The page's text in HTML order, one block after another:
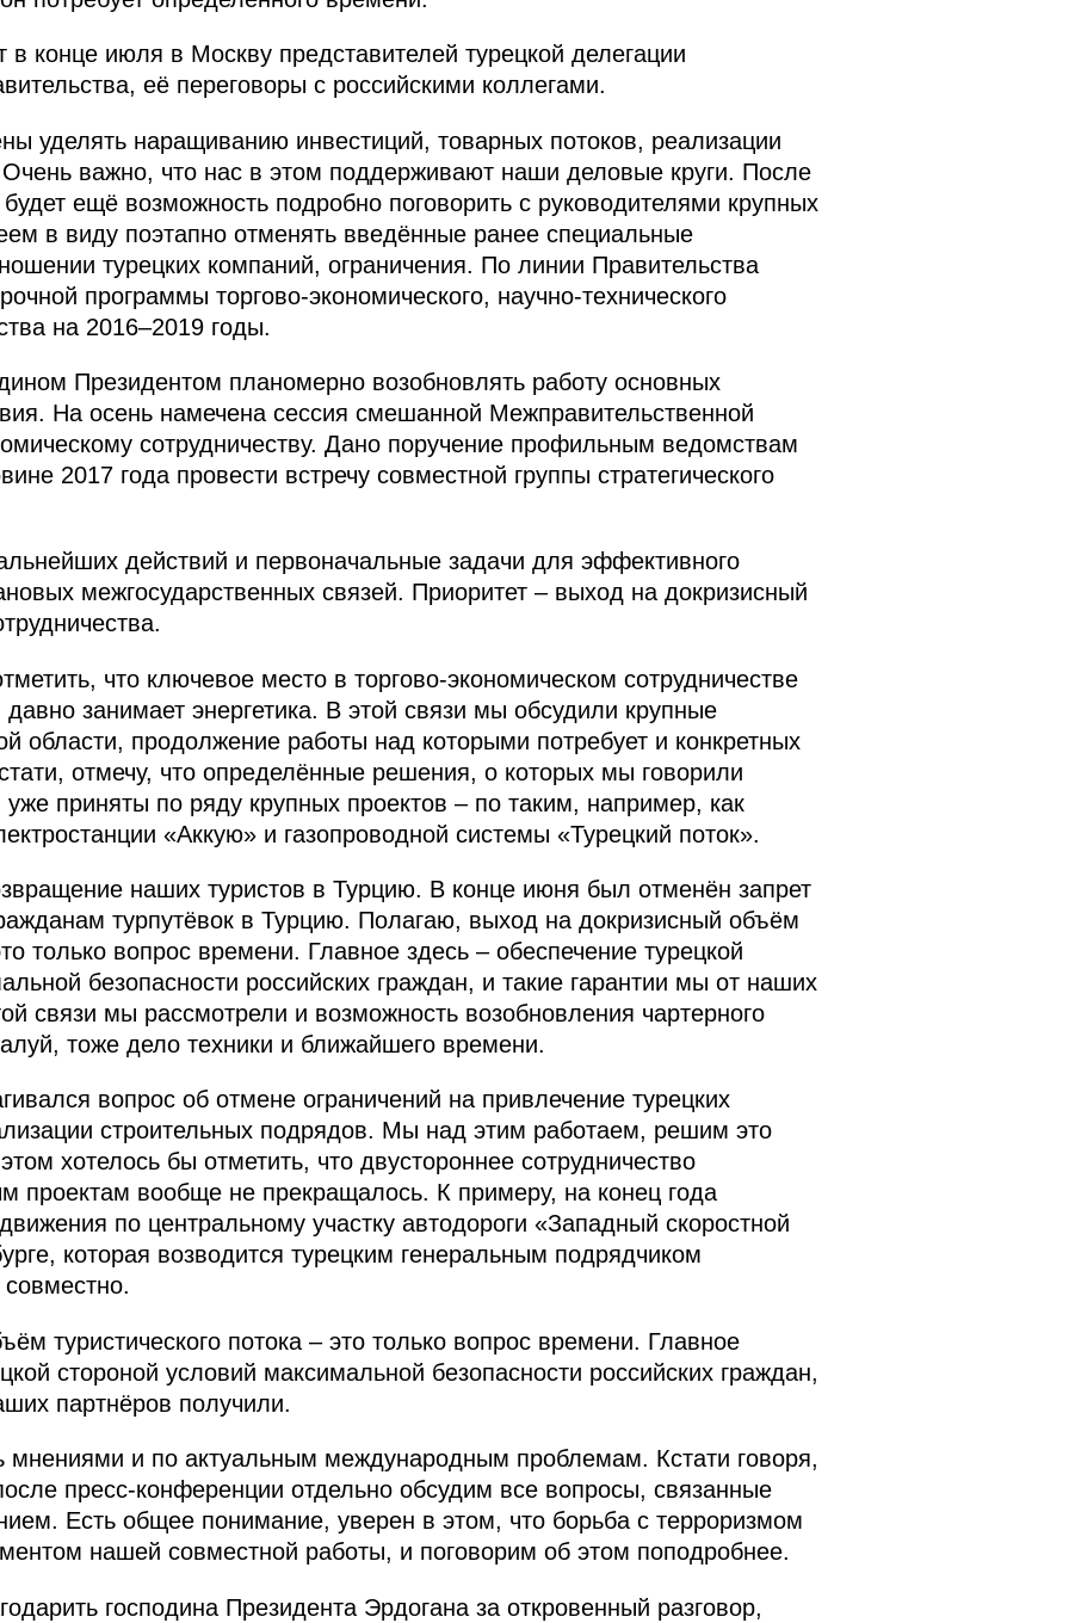
конце июля в Москву представителей турецкой делегации
её переговоры с российскими коллегами.
уделять наращиванию инвестиций, товарных потоков, реализации
Очень важно, что нас в этом поддерживают наши деловые круги. После
ещё возможность подробно поговорить с руководителями крупных
в виду поэтапно отменять введённые ранее специальные
турецких компаний, ограничения. По линии Правительства
программы торгово-экономического, научно-технического
на 2016–2019 годы.
Президентом планомерно возобновлять работу основных
На осень намечена сессия смешанной Межправительственной
сотрудничеству. Дано поручение профильным ведомствам
2017 года провести встречу совместной группы стратегического
действий и первоначальные задачи для эффективного
межгосударственных связей. Приоритет – выход на докризисный
что ключевое место в торгово-экономическом сотрудничестве
занимает энергетика. В этой связи мы обсудили крупные
области, продолжение работы над которыми потребует и конкретных
отмечу, что определённые решения, о которых мы говорили
уже приняты по ряду крупных проектов – по таким, например, как
«Аккую» и газопроводной системы «Турецкий поток».
наших туристов в Турцию. В конце июня был отменён запрет
турпутёвок в Турцию. Полагаю, выход на докризисный объём
только вопрос времени. Главное здесь – обеспечение турецкой
безопасности российских граждан, и такие гарантии мы от наших
связи мы рассмотрели и возможность возобновления чартерного
тоже дело техники и ближайшего времени.
вопрос об отмене ограничений на привлечение турецких
строительных подрядов. Мы над этим работаем, решим это
хотелось бы отметить, что двустороннее сотрудничество
проектам вообще не прекращалось. К примеру, на конец года
по центральному участку автодороги «Западный скоростной
которая возводится турецким генеральным подрядчиком
туристического потока – это только вопрос времени. Главное
стороной условий максимальной безопасности российских граждан,
партнёров получили.
и по актуальным международным проблемам. Кстати говоря,
пресс-конференции отдельно обсудим все вопросы, связанные
Есть общее понимание, уверен в этом, что борьба с терроризмом
нашей совместной работы, и поговорим об этом поподробнее.
господина Президента Эрдогана за откровенный разговор,